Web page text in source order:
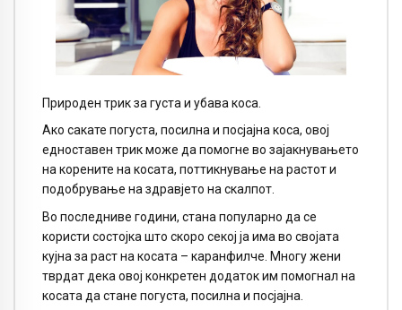
Природен трик за густа и убава коса.
Ако сакате погуста, посилна и посјајна коса, овој
едноставен трик може да помогне во зајакнувањето
на корените на косата, поттикнување на растот и
подобрување на здравјето на скалпот.
Во последниве години, стана популарно да се
користи состојка што скоро секој ја има во својата
кујна за раст на косата – каранфилче. Многу жени
тврдат дека овој конкретен додаток им помогнал на
косата да стане погуста, посилна и посјајна.